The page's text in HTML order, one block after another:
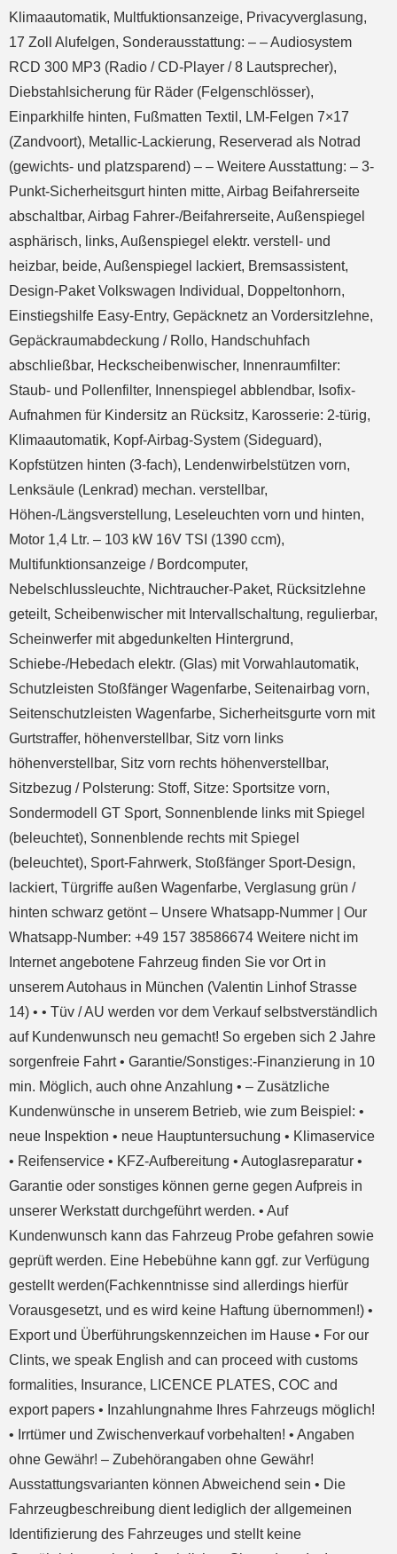
Klimaautomatik, Multfuktionsanzeige, Privacyverglasung,
17 Zoll Alufelgen, Sonderausstattung: – – Audiosystem
RCD 300 MP3 (Radio / CD-Player / 8 Lautsprecher),
Diebstahlsicherung für Räder (Felgenschlösser),
Einparkhilfe hinten, Fußmatten Textil, LM-Felgen 7×17
(Zandvoort), Metallic-Lackierung, Reserverad als Notrad
(gewichts- und platzsparend) – – Weitere Ausstattung: – 3-
Punkt-Sicherheitsgurt hinten mitte, Airbag Beifahrerseite
abschaltbar, Airbag Fahrer-/Beifahrerseite, Außenspiegel
asphärisch, links, Außenspiegel elektr. verstell- und
heizbar, beide, Außenspiegel lackiert, Bremsassistent,
Design-Paket Volkswagen Individual, Doppeltonhorn,
Einstiegshilfe Easy-Entry, Gepäcknetz an Vordersitzlehne,
Gepäckraumabdeckung / Rollo, Handschuhfach
abschließbar, Heckscheibenwischer, Innenraumfilter:
Staub- und Pollenfilter, Innenspiegel abblendbar, Isofix-
Aufnahmen für Kindersitz an Rücksitz, Karosserie: 2-türig,
Klimaautomatik, Kopf-Airbag-System (Sideguard),
Kopfstützen hinten (3-fach), Lendenwirbelstützen vorn,
Lenksäule (Lenkrad) mechan. verstellbar,
Höhen-/Längsverstellung, Leseleuchten vorn und hinten,
Motor 1,4 Ltr. – 103 kW 16V TSI (1390 ccm),
Multifunktionsanzeige / Bordcomputer,
Nebelschlussleuchte, Nichtraucher-Paket, Rücksitzlehne
geteilt, Scheibenwischer mit Intervallschaltung, regulierbar,
Scheinwerfer mit abgedunkelten Hintergrund,
Schiebe-/Hebedach elektr. (Glas) mit Vorwahlautomatik,
Schutzleisten Stoßfänger Wagenfarbe, Seitenairbag vorn,
Seitenschutzleisten Wagenfarbe, Sicherheitsgurte vorn mit
Gurtstraffer, höhenverstellbar, Sitz vorn links
höhenverstellbar, Sitz vorn rechts höhenverstellbar,
Sitzbezug / Polsterung: Stoff, Sitze: Sportsitze vorn,
Sondermodell GT Sport, Sonnenblende links mit Spiegel
(beleuchtet), Sonnenblende rechts mit Spiegel
(beleuchtet), Sport-Fahrwerk, Stoßfänger Sport-Design,
lackiert, Türgriffe außen Wagenfarbe, Verglasung grün /
hinten schwarz getönt – Unsere Whatsapp-Nummer | Our
Whatsapp-Number: +49 157 38586674 Weitere nicht im
Internet angebotene Fahrzeug finden Sie vor Ort in
unserem Autohaus in München (Valentin Linhof Strasse
14) • • Tüv / AU werden vor dem Verkauf selbstverständlich
auf Kundenwunsch neu gemacht! So ergeben sich 2 Jahre
sorgenfreie Fahrt • Garantie/Sonstiges:-Finanzierung in 10
min. Möglich, auch ohne Anzahlung • – Zusätzliche
Kundenwünsche in unserem Betrieb, wie zum Beispiel: •
neue Inspektion • neue Hauptuntersuchung • Klimaservice
• Reifenservice • KFZ-Aufbereitung • Autoglasreparatur •
Garantie oder sonstiges können gerne gegen Aufpreis in
unserer Werkstatt durchgeführt werden. • Auf
Kundenwunsch kann das Fahrzeug Probe gefahren sowie
geprüft werden. Eine Hebebühne kann ggf. zur Verfügung
gestellt werden(Fachkenntnisse sind allerdings hierfür
Vorausgesetzt, und es wird keine Haftung übernommen!) •
Export und Überführungskennzeichen im Hause • For our
Clints, we speak English and can proceed with customs
formalities, Insurance, LICENCE PLATES, COC and
export papers • Inzahlungnahme Ihres Fahrzeugs möglich!
• Irrtümer und Zwischenverkauf vorbehalten! • Angaben
ohne Gewähr! – Zubehörangaben ohne Gewähr!
Ausstattungsvarianten können Abweichend sein • Die
Fahrzeugbeschreibung dient lediglich der allgemeinen
Identifizierung des Fahrzeuges und stellt keine